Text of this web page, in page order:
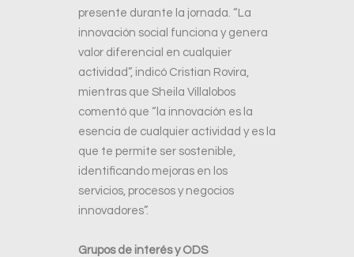
presente durante la jornada. “La
innovación social funciona y genera
valor diferencial en cualquier
actividad”, indicó Cristian Rovira,
mientras que Sheila Villalobos
comentó que “la innovación es la
esencia de cualquier actividad y es la
que te permite ser sostenible,
identificando mejoras en los
servicios, procesos y negocios
innovadores”.
Grupos de interés y ODS